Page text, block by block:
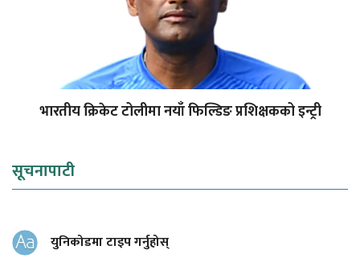
भारतीय क्रिकेट टोलीमा नयाँ फिल्डिङ प्रशिक्षकको इन्ट्री
सूचनापाटी
युनिकोडमा टाइप गर्नुहोस्